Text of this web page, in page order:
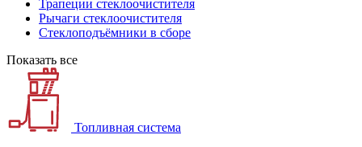
Трапеции стеклоочистителя
Рычаги стеклоочистителя
Стеклоподъёмники в сборе
Показать все
Топливная система